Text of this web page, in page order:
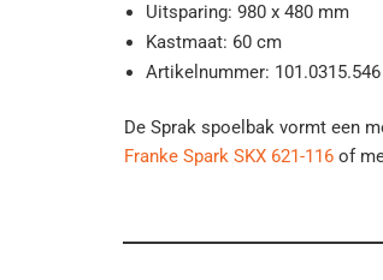
Uitsparing: 980 x 480 mm
Kastmaat: 60 cm
Artikelnummer: 101.0315.546
De Sprak spoelbak vormt een
Franke Spark SKX 621-116 of